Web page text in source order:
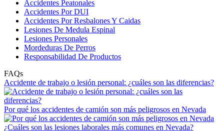
Accidentes Peatonales
Accidentes Por DUI
Accidentes Por Resbalones Y Caidas
Lesiones De Medula Espinal
Lesiones Personales
Mordeduras De Perros
Responsabilidad De Productos
FAQs
Accidente de trabajo o lesión personal: ¿cuáles son las diferencias?
Por qué los accidentes de camión son más peligrosos en Nevada
¿Cuáles son las lesiones laborales más comunes en Nevada?